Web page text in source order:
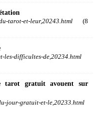
tarot-et-leur,20243.html (8
les-difficultes-de,20234.html
tarot gratuit avouent sur
jour-gratuit-et-le,20233.html